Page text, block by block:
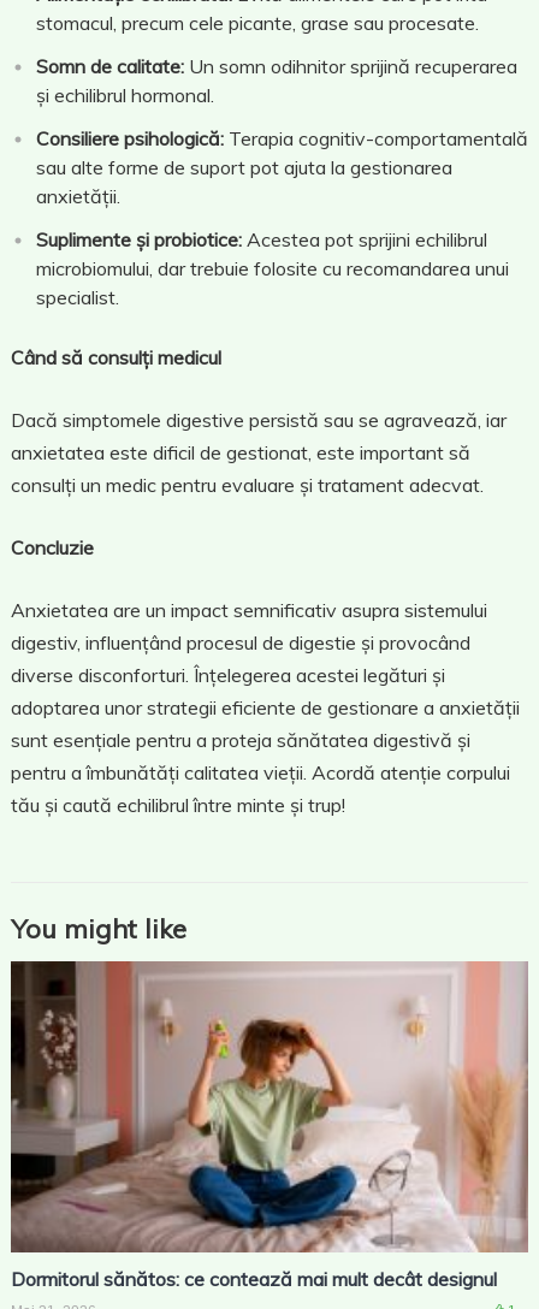
stomacul, precum cele picante, grase sau procesate.
Somn de calitate:Un somn odihnitor sprijină recuperarea
și echilibrul hormonal.
Consiliere psihologică:Terapia cognitiv-comportamentală
sau alte forme de suport pot ajuta la gestionarea
anxietății.
Suplimente și probiotice:Acestea pot sprijini echilibrul
microbiomului, dar trebuie folosite cu recomandarea unui
specialist.
Când să consulți medicul
Dacă simptomele digestive persistă sau se agravează, iar
anxietatea este dificil de gestionat, este important să
consulți un medic pentru evaluare și tratament adecvat.
Concluzie
Anxietatea are un impact semnificativ asupra sistemului
digestiv, influențând procesul de digestie și provocând
diverse disconforturi. Înțelegerea acestei legături și
adoptarea unor strategii eficiente de gestionare a anxietății
sunt esențiale pentru a proteja sănătatea digestivă și
pentru a îmbunătăți calitatea vieții. Acordă atenție corpului
tău și caută echilibrul între minte și trup!
You might like
Dormitorul sănătos: ce contează mai mult decât designul